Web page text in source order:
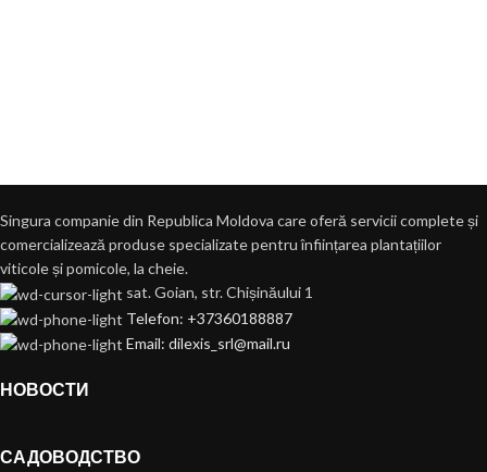
Singura companie din Republica Moldova care oferă servicii complete și
comercializează produse specializate pentru înființarea plantațiilor
viticole și pomicole, la cheie.
sat. Goian, str. Chișinăului 1
Telefon: +37360188887
Email: dilexis_srl@mail.ru
НОВОСТИ
САДОВОДСТВО